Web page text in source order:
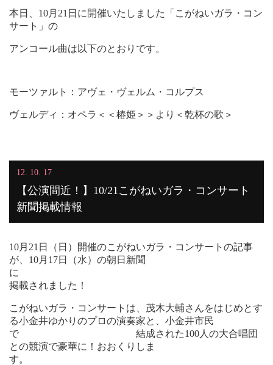
本日、10月21日に開催いたしました「こがねいガラ・コン
サート」の
アンコール曲は以下のとおりです。
モーツァルト：アヴェ・ヴェルム・コルプス
ヴェルディ：オペラ＜＜椿姫＞＞より＜乾杯の歌＞
12. 10. 17
【公演間近！】10/21こがねいガラ・コンサート
新聞掲載情報
10月21日（日）開催のこがねいガラ・コンサートの記事
が、10月17日（水）の朝日新聞
に
掲載されました！
こがねいガラ・コンサートは、茂木大輔さんをはじめとす
る小金井ゆかりのプロの演奏家と、小金井市民
で 結成された100人の大合唱団
との競演で豪華に！おおくりしま
す